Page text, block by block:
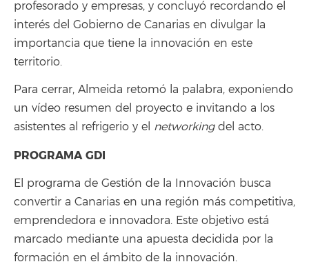
profesorado y empresas, y concluyó recordando el
interés del Gobierno de Canarias en divulgar la
importancia que tiene la innovación en este
territorio.
Para cerrar, Almeida retomó la palabra, exponiendo
un vídeo resumen del proyecto e invitando a los
asistentes al refrigerio y el networking del acto.
PROGRAMA GDI
El programa de Gestión de la Innovación busca
convertir a Canarias en una región más competitiva,
emprendedora e innovadora. Este objetivo está
marcado mediante una apuesta decidida por la
formación en el ámbito de la innovación.